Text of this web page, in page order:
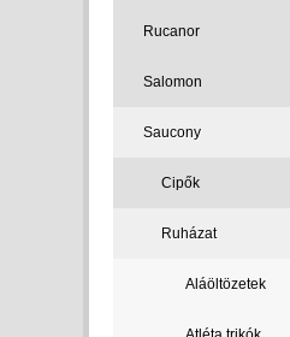
Rucanor
Salomon
Saucony
Cipők
Ruházat
Aláöltözetek